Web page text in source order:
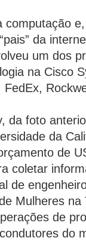
computação
da
um dos
na Cisco
da foto
da
de
coletar
de
Mulheres na
de
do